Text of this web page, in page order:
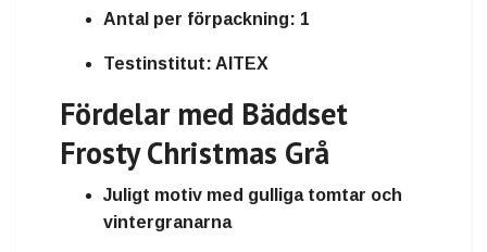
Antal per förpackning: 1
Testinstitut: AITEX
Fördelar med Bäddset
Frosty Christmas Grå
Juligt motiv med gulliga tomtar och
vintergranarna